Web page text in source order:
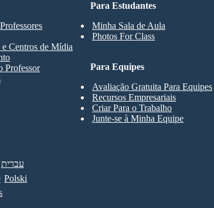
Para Estudantes
Minha Sala de Aula
Photos For Class
Centros de Mídia
Professor
Para Equipes
Avaliação Gratuita Para Equipes
Recursos Empresariais
Criar Para o Trabalho
Junte-se à Minha Equipe
עברית
Polski